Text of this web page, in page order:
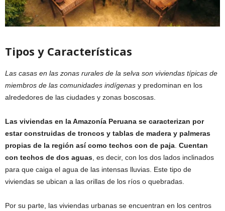
Tipos y Características
Las casas en las zonas rurales de la selva son viviendas típicas de
miembros de las comunidades indígenas y predominan en los
alrededores de las ciudades y zonas boscosas.
Las viviendas en la Amazonía Peruana se caracterizan por
estar construidas de troncos y tablas de madera y palmeras
propias de la región así como techos con de paja Cuentan
con techos de dos aguas , es decir, con los dos lados inclinados
para que caiga el agua de las intensas lluvias. Este tipo de
viviendas se ubican a las orillas de los ríos o quebradas.
Por su parte, las viviendas urbanas se encuentran en los centros